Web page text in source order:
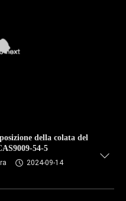
della colata del
54-5
2024-09-14